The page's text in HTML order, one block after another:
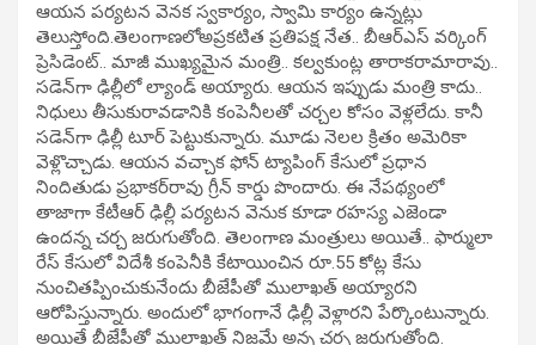
ఆయన పర్యటన వెనక స్వకార్యం, స్వామి కార్యం ఉన్నట్లు
తెలుస్తోంది.తెలంగాణలోఅప్రకటిత ప్రతిపక్ష నేత.. బీఆర్‌ఎస్‌ వర్కింగ్‌
ప్రెసిడెంట్‌.. మాజీ ముఖ్యమైన మంత్రి.. కల్వకుంట్ల తారాకరామారావు..
సడెన్‌గా ఢిల్లీలో ల్యాండ్‌ అయ్యారు. ఆయన ఇప్పుడు మంత్రి కాదు..
నిధులు తీసుకురావడానికి కంపెనీలతో చర్చల కోసం వెళ్లలేదు. కానీ
సడెన్‌గా ఢిల్లీ టూర్‌ పెట్టుకున్నారు. మూడు నెలల క్రితం అమెరికా
వెళ్లొచ్చాడు. ఆయన వచ్చాక ఫోన్‌ ట్యాపింగ్‌ కేసులో ప్రధాన
నిందితుడు ప్రభాకర్‌రావు గ్రీన్‌ కార్డు పొందారు. ఈ నేపథ్యంలో
తాజాగా కేటీఆర్‌ ఢిల్లీ పర్యటన వెనుక కూడా రహస్య ఎజెండా
ఉందన్న చర్చ జరుగుతోంది. తెలంగాణ మంత్రులు అయితే.. ఫార్ములా
రేస్‌ కేసులో విదేశీ కంపెనీకి కేటాయించిన రూ.55 కోట్ల కేసు
నుంచితప్పించుకునేందు బీజేపీతో ములాఖత్‌ అయ్యారని
ఆరోపిస్తున్నారు. అందులో భాగంగానే ఢిల్లీ వెళ్లారని పేర్కొంటున్నారు.
అయితే బీజేపీతో ములాఖత్‌ నిజమే అన్న చర్చ జరుగుతోంది.